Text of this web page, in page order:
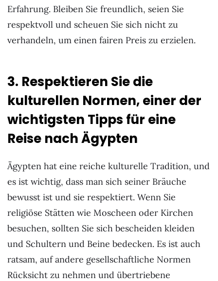
Erfahrung. Bleiben Sie freundlich, seien Sie
respektvoll und scheuen Sie sich nicht zu
verhandeln, um einen fairen Preis zu erzielen.
3. Respektieren Sie die
kulturellen Normen, einer der
wichtigsten Tipps für eine
Reise nach Ägypten
Ägypten hat eine reiche kulturelle Tradition, und
es ist wichtig, dass man sich seiner Bräuche
bewusst ist und sie respektiert. Wenn Sie
religiöse Stätten wie Moscheen oder Kirchen
besuchen, sollten Sie sich bescheiden kleiden
und Schultern und Beine bedecken. Es ist auch
ratsam, auf andere gesellschaftliche Normen
Rücksicht zu nehmen und übertriebene